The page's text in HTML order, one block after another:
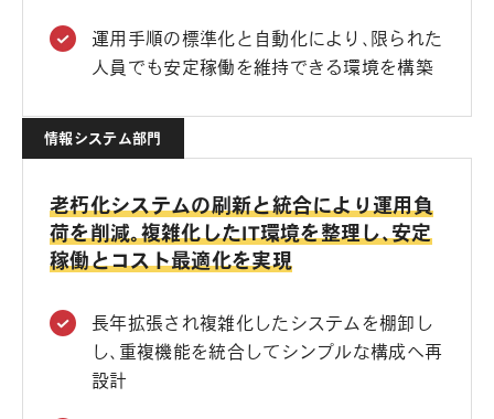
運用手順の標準化と自動化により、限られた
人員でも安定稼働を維持できる環境を構築
情報システム部門
老朽化システムの刷新と統合により運用負
荷を削減。複雑化したIT環境を整理し、安定
稼働とコスト最適化を実現
長年拡張され複雑化したシステムを棚卸し
し、重複機能を統合してシンプルな構成へ再
設計